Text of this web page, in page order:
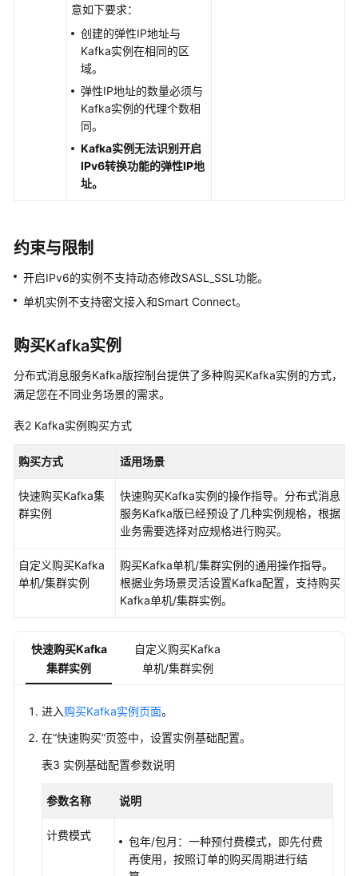
规
迁
数
测
实
性
申
大
Kafka
查
看
控
指
与
置
警
意如下要求：
创建的弹性IP地址与
Kafka实例在相同的区
域。
弹性IP地址的数量必须与
Kafka实例的代理个数相
同。
Kafka实例无法识别开启
IPv6转换功能的弹性IP地
址。
约束与限制
开启IPv6的实例不支持动态修改SASL_SSL功能。
单机实例不支持密文接入和Smart Connect。
购买Kafka实例
分布式消息服务Kafka版控制台提供了多种购买Kafka实例的方式，
满足您在不同业务场景的需求。
表2 Kafka实例购买方式
购买方式 适用场景
快速购买Kafka集
群实例
快速购买Kafka实例的操作指导。分布式消息
服务Kafka版已经预设了几种实例规格，根据
业务需要选择对应规格进行购买。
自定义购买Kafka
单机/集群实例
购买Kafka单机/集群实例的通用操作指导。
根据业务场景灵活设置Kafka配置，支持购买
Kafka单机/集群实例。
快速购买Kafka
集群实例
自定义购买Kafka
单机/集群实例
进入购买Kafka实例页面。
在“快速购买”页签中，设置实例基础配置。
表3 实例基础配置参数说明
参数名称 说明
计费模式
包年/包月：一种预付费模式，即先付费
再使用，按照订单的购买周期进行结